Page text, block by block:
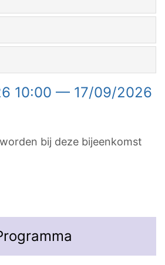
10:00 — 17/09/2026
bij deze bijeenkomst